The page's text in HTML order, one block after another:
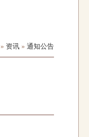
» 资讯 » 通知公告